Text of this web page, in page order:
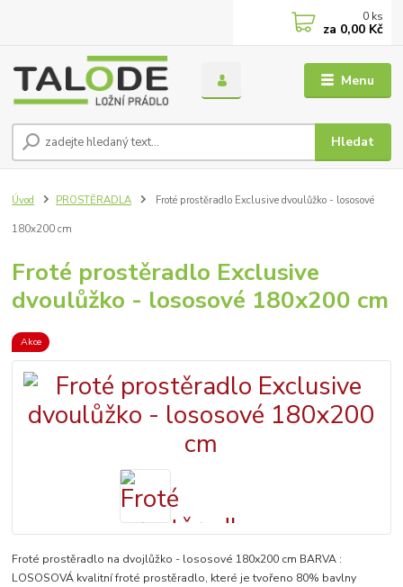
Menu
Hledat
0 ks
za 0,00 Kč
Úvod PROSTĚRADLA Froté prostěradlo Exclusive dvoulůžko - lososové
180x200 cm
Froté prostěradlo Exclusive
dvoulůžko - lososové 180x200 cm
Akce
Froté prostěradlo na dvojlůžko - lososové 180x200 cm BARVA :
LOSOSOVÁ kvalitní froté prostěradlo, které je tvořeno 80% bavlny